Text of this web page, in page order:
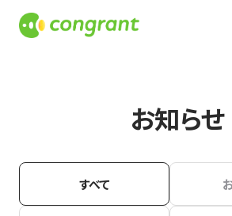
お知らせ
すべて